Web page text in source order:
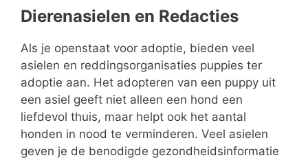
Dierenasielen en Redacties
Als je openstaat voor adoptie, bieden veel
asielen en reddingsorganisaties puppies ter
adoptie aan. Het adopteren van een puppy uit
een asiel geeft niet alleen een hond een
liefdevol thuis, maar helpt ook het aantal
honden in nood te verminderen. Veel asielen
geven je de benodigde gezondheidsinformatie